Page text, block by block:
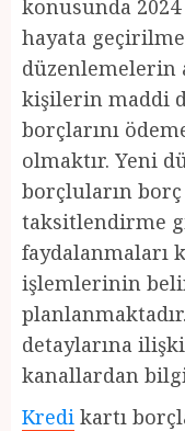
konusunda
hayata
düzenlemelerin
kişilerin maddi
borçlarını
olmaktır. Yeni
borçluların borç
taksitlendirme
faydalanmaları
işlemlerinin
detaylarına
kanallardan
Kredi kartı